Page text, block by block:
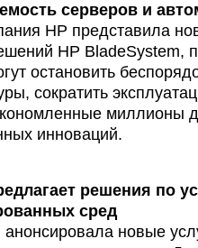
серверов и
HP представила
HP BladeSystem,
остановить
сократить
миллионы
инноваций.
решения по
сред
новые